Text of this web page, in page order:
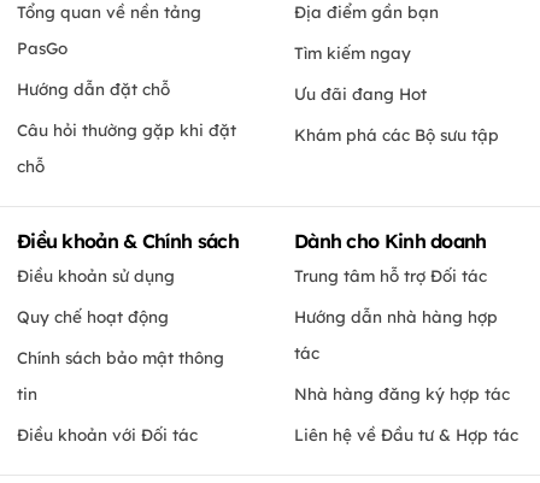
Tổng quan về nền tảng
PasGo
Hướng dẫn đặt chỗ
Câu hỏi thường gặp khi đặt
chỗ
Địa điểm gần bạn
Tìm kiếm ngay
Ưu đãi đang Hot
Khám phá các Bộ sưu tập
Điều khoản & Chính sách
Điều khoản sử dụng
Quy chế hoạt động
Chính sách bảo mật thông
tin
Điều khoản với Đối tác
Dành cho Kinh doanh
Trung tâm hỗ trợ Đối tác
Hướng dẫn nhà hàng hợp
tác
Nhà hàng đăng ký hợp tác
Liên hệ về Đầu tư & Hợp tác